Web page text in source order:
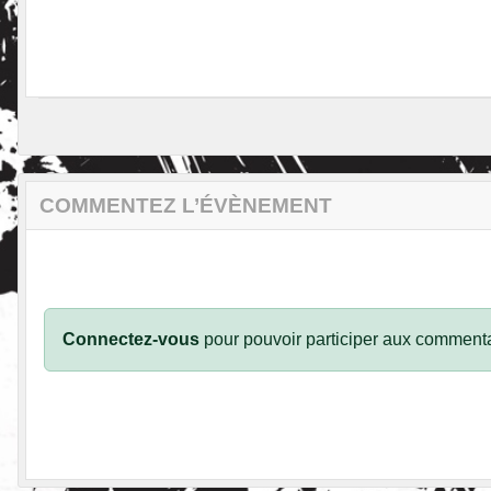
COMMENTEZ L’ÉVÈNEMENT
Connectez-vous pour pouvoir participer aux